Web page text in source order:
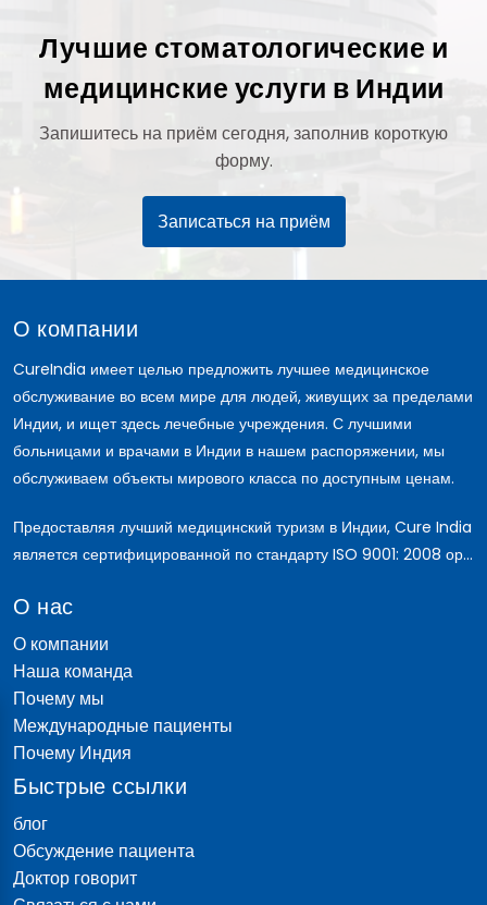
Лучшие стоматологические и
медицинские услуги в Индии
Запишитесь на приём сегодня, заполнив короткую
форму.
Записаться на приём
О компании
CureIndia имеет целью предложить лучшее медицинское
обслуживание во всем мире для людей, живущих за пределами
Индии, и ищет здесь лечебные учреждения. С лучшими
больницами и врачами в Индии в нашем распоряжении, мы
обслуживаем объекты мирового класса по доступным ценам.
Предоставляя лучший медицинский туризм в Индии, Cure India
является сертифицированной по стандарту ISO 9001: 2008 ор...
О нас
О компании
Наша команда
Почему мы
Международные пациенты
Почему Индия
Быстрые ссылки
блог
Обсуждение пациента
Доктор говорит